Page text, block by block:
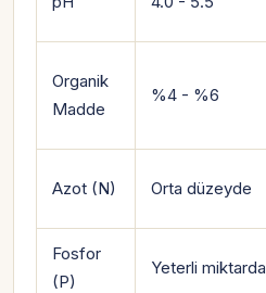
Organik
Madde
%4 - %6
Azot (N) Orta düzeyde
Fosfor
(P)
Yeterli miktarda